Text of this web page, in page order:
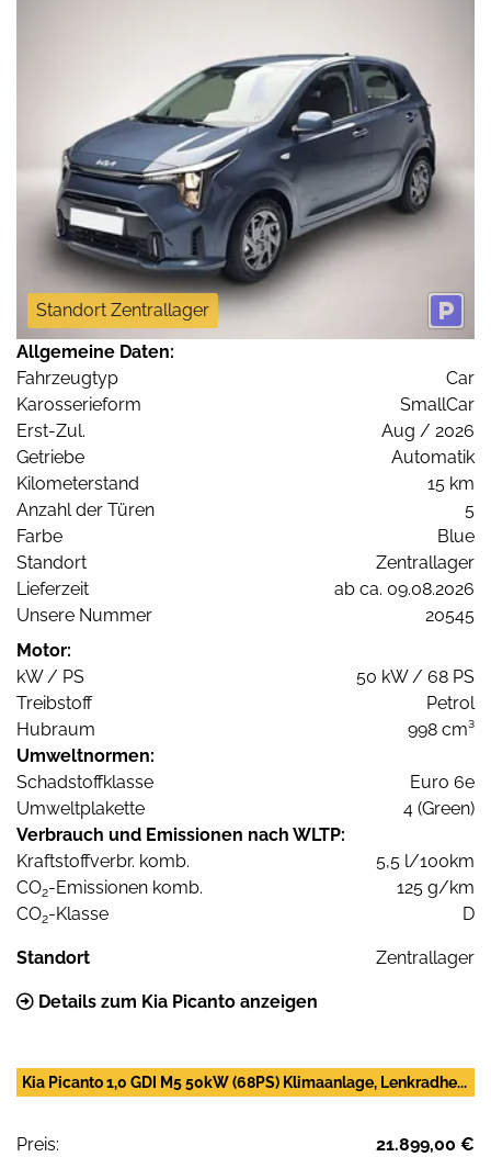
Standort Zentrallager
Allgemeine Daten:
Fahrzeugtyp
Car
Karosserieform
SmallCar
Erst-Zul.
Aug / 2026
Getriebe
Automatik
Kilometerstand
15 km
Anzahl der Türen
5
Farbe
Blue
Standort
Zentrallager
Lieferzeit
ab ca. 09.08.2026
Unsere Nummer
20545
Motor:
kW / PS
50 kW / 68 PS
Treibstoff
Petrol
Hubraum
998 cm³
Umweltnormen:
Schadstoffklasse
Euro 6e
Umweltplakette
4 (Green)
Verbrauch und Emissionen nach WLTP:
Kraftstoffverbr. komb.
5,5 l/100km
CO2-Emissionen komb.
125 g/km
CO2-Klasse D
Standort Zentrallager
Details zum Kia Picanto anzeigen
Kia Picanto 1,0 GDI M5 50kW (68PS) Klimaanlage, Lenkradhe...
Preis: 21.899,00 €